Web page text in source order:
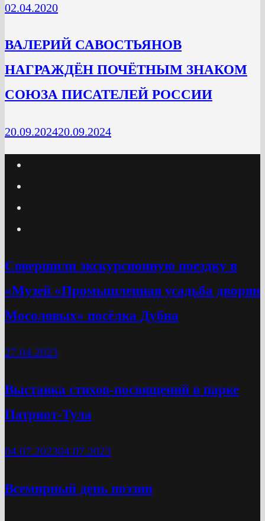
02.04.2020
ВАЛЕРИЙ САВОСТЬЯНОВ
НАГРАЖДЁН ПОЧЁТНЫМ ЗНАКОМ
СОЮЗА ПИСАТЕЛЕЙ РОССИИ
20.09.202420.09.2024
Cовершили экскурсионную поездку в
«Музей «Промышленная усадьба дворян
Мосоловых» посёлка Дубна
27.04.2023
Выставка стихов-посвящений в парке
Патриот-Тула
04.07.202304.07.2023
Всемирный день поэзии